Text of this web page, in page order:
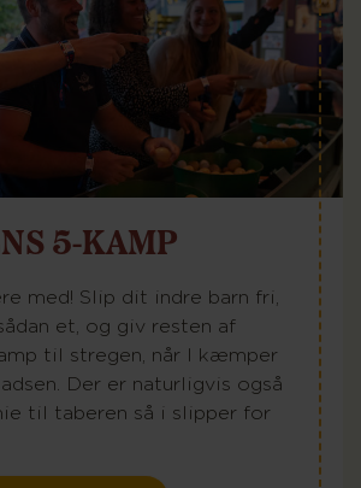
5-KAMP
med! Slip dit indre barn fri,
et, og giv resten af
til stregen, når I kæmper
Der er naturligvis også
til taberen så i slipper for